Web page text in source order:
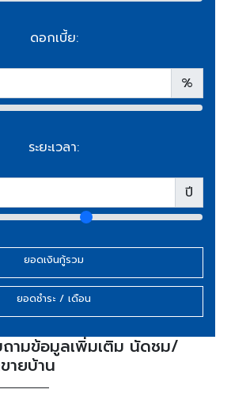
ดอกเบี้ย:
%
ระยะเวลา:
ปี
ยอดเงินกู้รวม
ยอดชำระ / เดือน
ามข้อมูลเพิ่มเติม นัดชม/
ายบ้าน